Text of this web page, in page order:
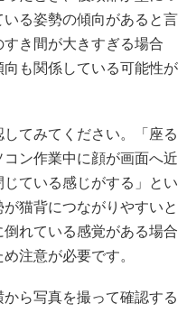
る姿勢の傾向があると言
き間が大きすぎる場合
も関係している可能性が
てみてください。「座る
ン作業中に顔が画面へ近
ている感じがする」とい
猫背につながりやすいと
れている感覚がある場合
注意が必要です。
ら写真を撮って確認する